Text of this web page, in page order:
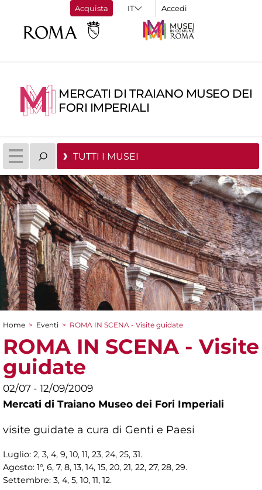
Acquista Accedi
MERCATI DI TRAIANO MUSEO DEI
FORI IMPERIALI
TUTTI I MUSEI
Tu sei qui
Home > Eventi > ROMA IN SCENA - Visite guidate
ROMA IN SCENA - Visite
guidate
02/07 - 12/09/2009
Mercati di Traiano Museo dei Fori Imperiali
visite guidate a cura di Genti e Paesi
Luglio: 2, 3, 4, 9, 10, 11, 23, 24, 25, 31.
Agosto: 1°, 6, 7, 8, 13, 14, 15, 20, 21, 22, 27, 28, 29.
Settembre: 3, 4, 5, 10, 11, 12.